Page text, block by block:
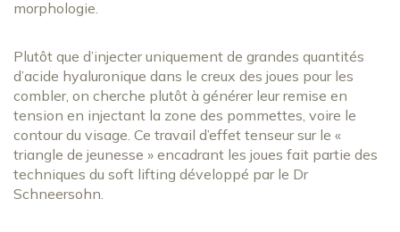
morphologie.
Plutôt que d’injecter uniquement de grandes quantités
d’acide hyaluronique dans le creux des joues pour les
combler, on cherche plutôt à générer leur remise en
tension en injectant la zone des pommettes, voire le
contour du visage. Ce travail d’effet tenseur sur le «
triangle de jeunesse » encadrant les joues fait partie des
techniques du soft lifting développé par le Dr
Schneersohn.